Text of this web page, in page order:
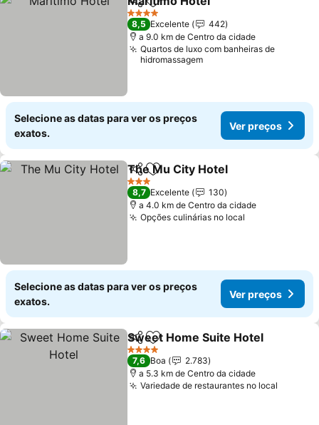
PartilharAdicionar aos favoritos
4 Estrelas
8,5 Excelente
442
a 9.0 km de Centro da cidade
Quartos de luxo com banheiras de
hidromassagem
Selecione as datas para ver os preços
exatos.
Ver preços
PartilharAdicionar aos favoritos
The Mu City Hotel
3 Estrelas
8,7 Excelente
130
a 4.0 km de Centro da cidade
Opções culinárias no local
Selecione as datas para ver os preços
exatos.
Ver preços
PartilharAdicionar aos favoritos
Sweet Home Suite Hotel
4 Estrelas
7,6 Boa
2.783
a 5.3 km de Centro da cidade
Variedade de restaurantes no local